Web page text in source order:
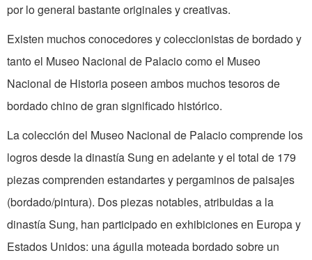
por lo general bastante originales y creativas.
Existen muchos conocedores y coleccionistas de bordado y
tanto el Museo Nacional de Palacio como el Museo
Nacional de Historia poseen ambos muchos tesoros de
bordado chino de gran significado histórico.
La colección del Museo Nacional de Palacio comprende los
logros desde la dinastía Sung en adelante y el total de 179
piezas comprenden estandartes y pergaminos de paisajes
(bordado/pintura). Dos piezas notables, atribuidas a la
dinastía Sung, han participado en exhibiciones en Europa y
Estados Unidos: una águila moteada bordado sobre un